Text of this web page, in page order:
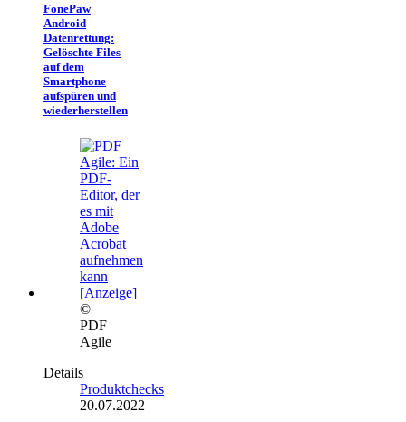
FonePaw
Android
Datenrettung:
Gelöschte Files
auf dem
Smartphone
aufspüren und
wiederherstellen
©
PDF
Agile
Details
Produktchecks
20.07.2022